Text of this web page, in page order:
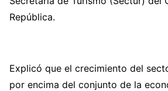
República.
Explicó que el crecimiento del
por encima del conjunto de la